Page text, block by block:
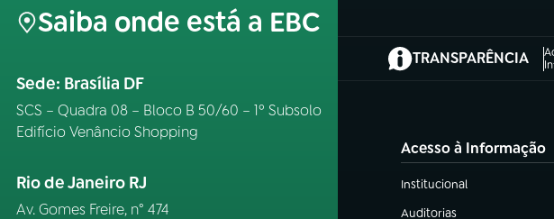
Saiba onde está a EBC
Sede: Brasília DF
SCS – Quadra 08 – Bloco B 50/60 – 1º Subsolo
Edifício Venâncio Shopping
Rio de Janeiro RJ
Av. Gomes Freire, n° 474
TRANSPARÊNCIA
(abre em nova aba)
Acesso à Informação
Institucional
(abre em nova aba)
Auditorias